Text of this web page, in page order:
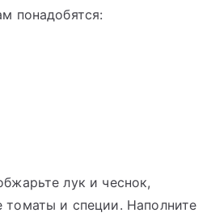
понадобятся:
лук и чеснок,
томаты и специи. Наполните